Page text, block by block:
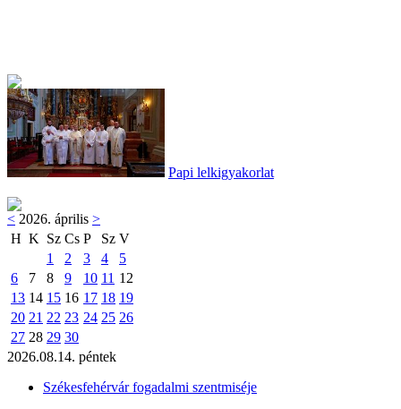
Papi lelkigyakorlat
< 2026. április >
H K Sz Cs P Sz V
1
2 3 4
5
6
7 8 9 10 11 12
13 14 15 16 17 18 19
20 21 22 23 24 25 26
27 28 29 30
2026.08.14. péntek
Székesfehérvár fogadalmi szentmiséje